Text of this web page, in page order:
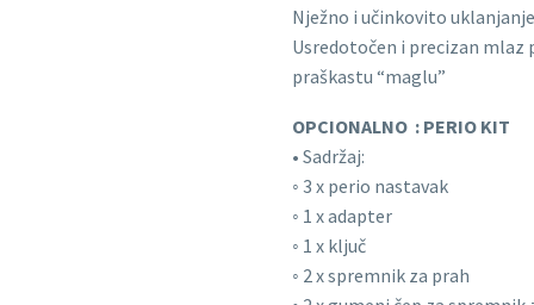
Nježno i učinkovito
Usredotočen i precizan mlaz
praškastu “maglu”
OPCIONALNO : PERIO KIT
• Sadržaj:
◦ 3 x perio nastavak
◦ 1 x adapter
◦ 1 x ključ
◦ 2 x spremnik za prah